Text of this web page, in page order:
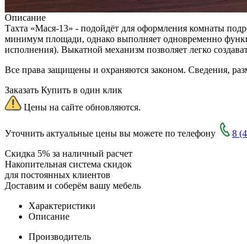
Описание
Тахта «Мася-13» - подойдёт для оформления комнаты
минимум площади, однако выполняет одновременно
исполнения). Выкатной механизм позволяет легко
Все права защищены и охраняются законом. Сведения,
Заказать Купить в один клик
Цены на сайте обновляются.
Уточнить актуальные цены вы можете по телефону
8
Скидка 5% за наличный расчет
Накопительная система скидок
для постоянных клиентов
Доставим и соберём вашу мебель
Характеристики
Описание
Производитель